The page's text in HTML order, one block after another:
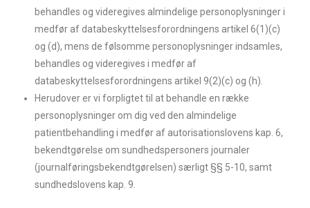
behandles og videregives almindelige personoplysninger i
medfør af databeskyttelsesforordningens artikel 6(1)(c)
og (d), mens de følsomme personoplysninger indsamles,
behandles og videregives i medfør af
databeskyttelsesforordningens artikel 9(2)(c) og (h).
Herudover er vi forpligtet til at behandle en række
personoplysninger om dig ved den almindelige
patientbehandling i medfør af autorisationslovens kap. 6,
bekendtgørelse om sundhedspersoners journaler
(journalføringsbekendtgørelsen) særligt §§ 5-10, samt
sundhedslovens kap. 9.